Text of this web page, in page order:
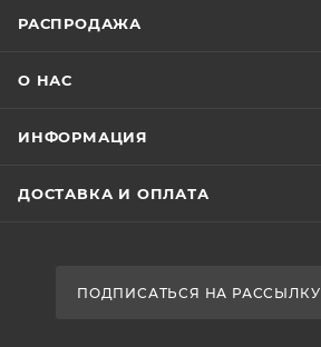
РАСПРОДАЖА
О НАС
ИНФОРМАЦИЯ
ДОСТАВКА И ОПЛАТА
ПОДПИСАТЬСЯ НА РАССЫЛКУ